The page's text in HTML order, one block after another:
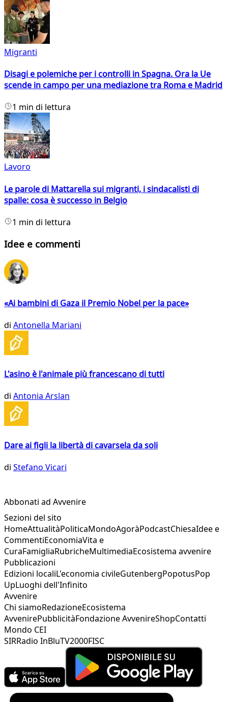
Migranti
Disagi e polemiche per i controlli in Spagna. Ora la Ue
scende in campo per una mediazione tra Roma e Madrid
1 min di lettura
Lavoro
Le parole di Mattarella sui migranti, i sindacalisti di
spalle: cosa è successo in Belgio
1 min di lettura
Idee e commenti
«Ai bambini di Gaza il Premio Nobel per la pace»
di Antonella Mariani
L'asino è l'animale più francescano di tutti
di Antonia Arslan
Dare ai figli la libertà di cavarsela da soli
di Stefano Vicari
Abbonati ad Avvenire
Sezioni del sito
HomeAttualitàPoliticaMondoAgoràPodcastChiesaIdee e
CommentiEconomiaVita e
CuraFamigliaRubricheMultimediaEcosistema avvenire
Pubblicazioni
Edizioni localiL'economia civileGutenbergPopotusPop
UpLuoghi dell'Infinito
Avvenire
Chi siamoRedazioneEcosistema
AvvenirePubblicitàFondazione AvvenireShopContatti
Mondo CEI
SIRRadio InBluTV2000FISC